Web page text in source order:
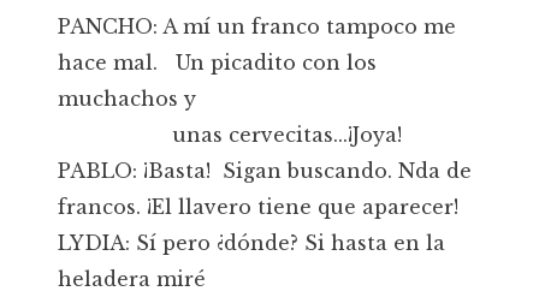
PANCHO: A mí un franco tampoco me
hace mal. Un picadito con los
muchachos y
unas cervecitas...¡Joya!
PABLO: ¡Basta! Sigan buscando. Nda de
francos. ¡El llavero tiene que aparecer!
LYDIA: Sí pero ¿dónde? Si hasta en la
heladera miré